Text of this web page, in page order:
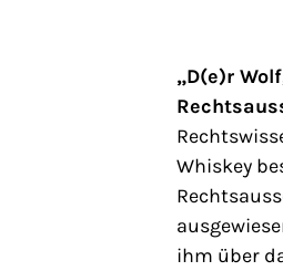
„D(e)r
Whiskey
ihm über